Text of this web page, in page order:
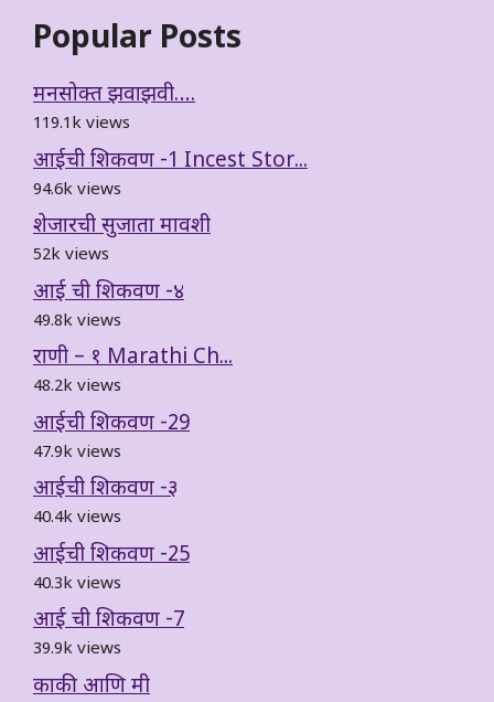
Popular Posts
मनसोक्त झवाझवी….
119.1k views
आईची शिकवण -1 Incest Stor...
94.6k views
शेजारची सुजाता मावशी
52k views
आई ची शिकवण -४
49.8k views
राणी – १ Marathi Ch...
48.2k views
आईची शिकवण -29
47.9k views
आईची शिकवण -३
40.4k views
आईची शिकवण -25
40.3k views
आई ची शिकवण -7
39.9k views
काकी आणि मी